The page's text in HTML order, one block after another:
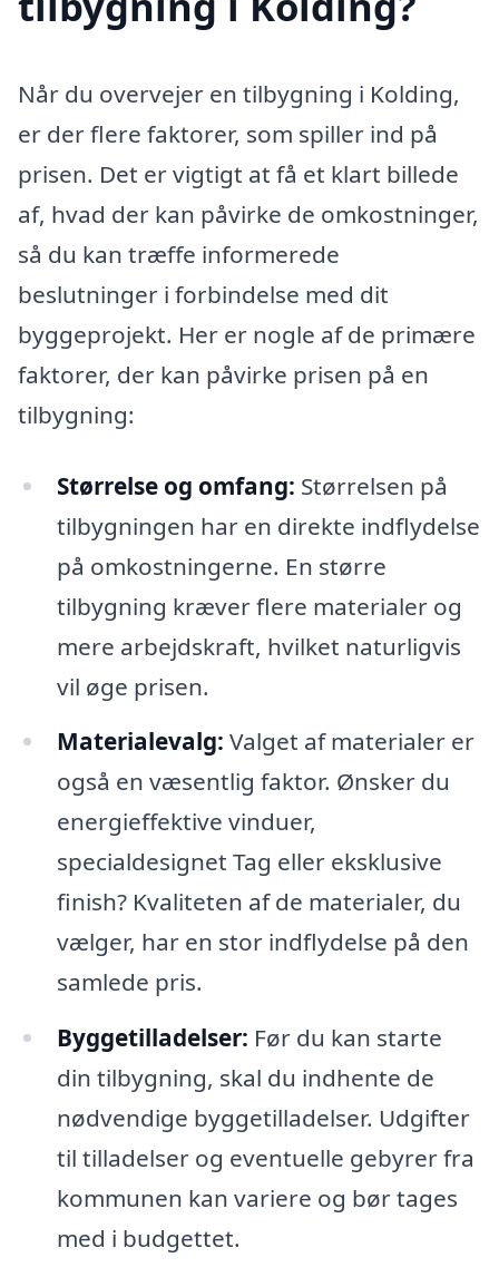
Når du overvejer en tilbygning i Kolding,
er der flere faktorer, som spiller ind på
prisen. Det er vigtigt at få et klart billede
af, hvad der kan påvirke de omkostninger,
så du kan træffe informerede
beslutninger i forbindelse med dit
byggeprojekt. Her er nogle af de primære
faktorer, der kan påvirke prisen på en
tilbygning:
Størrelse og omfang: Størrelsen på
tilbygningen har en direkte indflydelse
på omkostningerne. En større
tilbygning kræver flere materialer og
mere arbejdskraft, hvilket naturligvis
vil øge prisen.
Materialevalg: Valget af materialer er
også en væsentlig faktor. Ønsker du
energieffektive vinduer,
specialdesignet Tag eller eksklusive
finish? Kvaliteten af de materialer, du
vælger, har en stor indflydelse på den
samlede pris.
Byggetilladelser: Før du kan starte
din tilbygning, skal du indhente de
nødvendige byggetilladelser. Udgifter
til tilladelser og eventuelle gebyrer fra
kommunen kan variere og bør tages
med i budgettet.